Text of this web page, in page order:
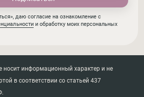
даю согласие на ознакомление с
и обработку моих персональных
носит информационный характер и не
в соответствии со статьей 437